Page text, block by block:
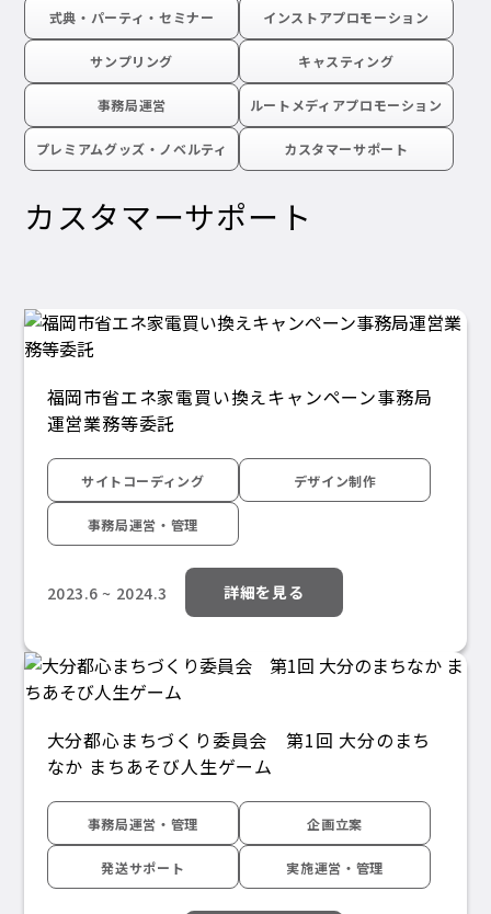
式典・パーティ・セミナー インストアプロモーション
サンプリング キャスティング
事務局運営 ルートメディアプロモーション
プレミアムグッズ・ノベルティ カスタマーサポート
カスタマーサポート
福岡市省エネ家電買い換えキャンペーン事務局
運営業務等委託
サイトコーディング デザイン制作
事務局運営・管理
2023.6 ~ 2024.3 詳細を見る
大分都心まちづくり委員会 第1回 大分のまち
なか まちあそび人生ゲーム
事務局運営・管理 企画立案
発送サポート 実施運営・管理